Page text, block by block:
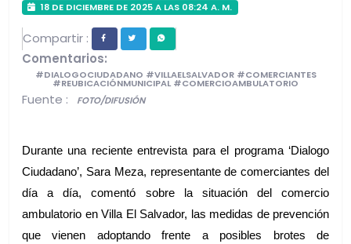
18 DE DICIEMBRE DE 2025 A LAS 08:24 A. M.
Compartir :
Comentarios:
#DIALOGOCIUDADANO #VILLAELSALVADOR #COMERCIANTES
#REUBICACIÓNMUNICIPAL #COMERCIOAMBULATORIO
Fuente : FOTO/DIFUSIÓN
Durante una reciente entrevista para el programa ‘Dialogo
Ciudadano’, Sara Meza, representante de comerciantes del
día a día, comentó sobre la situación del comercio
ambulatorio en Villa El Salvador, las medidas de prevención
que vienen adoptando frente a posibles brotes de